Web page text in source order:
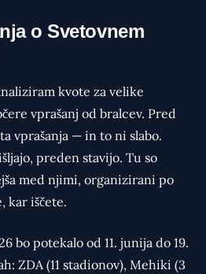
o Svetovnem
kvote za velike
vprašanj od bralcev. Pred
vprašanja — in to ni slabo.
preden stavijo. Tu so
med njimi, organizirani po
kar iščete.
bo potekalo od 11. junija do 19.
ZDA (11 stadionov), Mehiki (3